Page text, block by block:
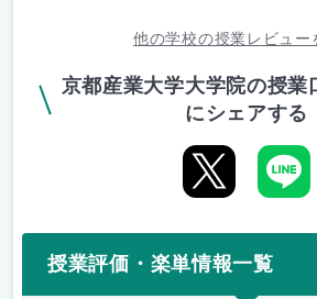
他の学校の授業レビュー
京都産業大学大学院の授業
にシェアする
授業評価・楽単情報一覧